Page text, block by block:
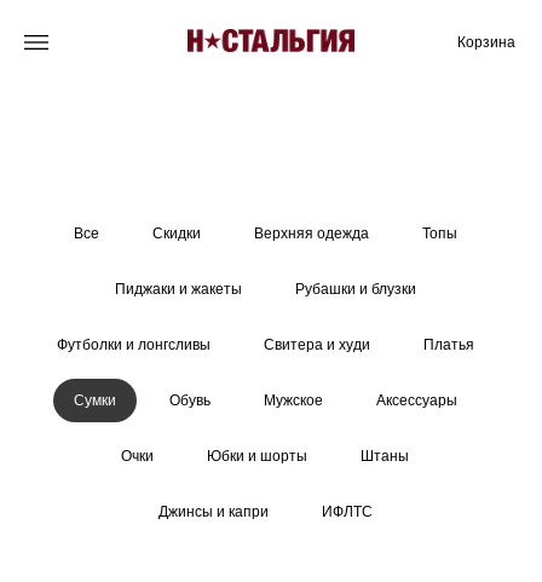
Корзина
Все Скидки Верхняя одежда Топы
Пиджаки и жакеты Рубашки и блузки
Футболки и лонгсливы Свитера и худи Платья
Сумки Обувь Мужское Аксессуары
Очки Юбки и шорты Штаны
Джинсы и капри ИФЛТС